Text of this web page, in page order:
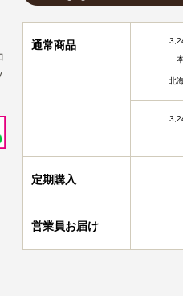
通常商品
北
定期購入
営業員お届け